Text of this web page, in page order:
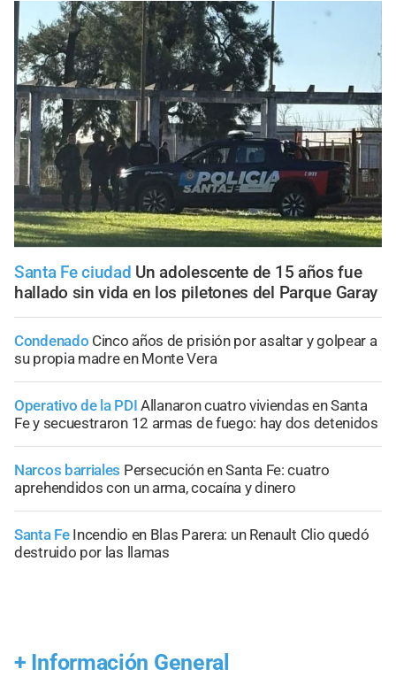
Santa Fe ciudad Un adolescente de 15 años fue
hallado sin vida en los piletones del Parque Garay
Condenado Cinco años de prisión por asaltar y golpear a
su propia madre en Monte Vera
Operativo de la PDI Allanaron cuatro viviendas en Santa
Fe y secuestraron 12 armas de fuego: hay dos detenidos
Narcos barriales Persecución en Santa Fe: cuatro
aprehendidos con un arma, cocaína y dinero
Santa Fe Incendio en Blas Parera: un Renault Clio quedó
destruido por las llamas
+ Información General